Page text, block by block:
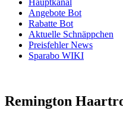
Hauptkanal
Angebote Bot
Rabatte Bot
Aktuelle Schnäppchen
Preisfehler News
Sparabo WIKI
Remington